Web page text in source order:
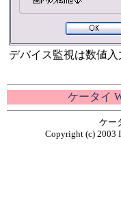
デバイス監視は数値
ケータイ
ケー
Copyright (c) 2003